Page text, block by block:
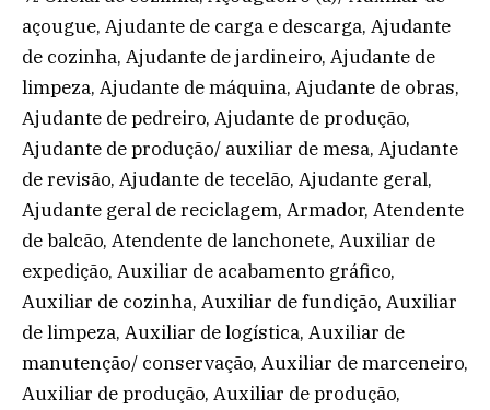
açougue, Ajudante de carga e descarga, Ajudante
de cozinha, Ajudante de jardineiro, Ajudante de
limpeza, Ajudante de máquina, Ajudante de obras,
Ajudante de pedreiro, Ajudante de produção,
Ajudante de produção/ auxiliar de mesa, Ajudante
de revisão, Ajudante de tecelão, Ajudante geral,
Ajudante geral de reciclagem, Armador, Atendente
de balcão, Atendente de lanchonete, Auxiliar de
expedição, Auxiliar de acabamento gráfico,
Auxiliar de cozinha, Auxiliar de fundição, Auxiliar
de limpeza, Auxiliar de logística, Auxiliar de
manutenção/ conservação, Auxiliar de marceneiro,
Auxiliar de produção, Auxiliar de produção,